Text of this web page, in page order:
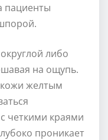
пациенты
либо
на ощупь.
желтым
четкими краями
проникает